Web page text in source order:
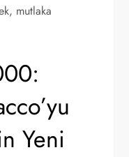
mutlaka
Yeni